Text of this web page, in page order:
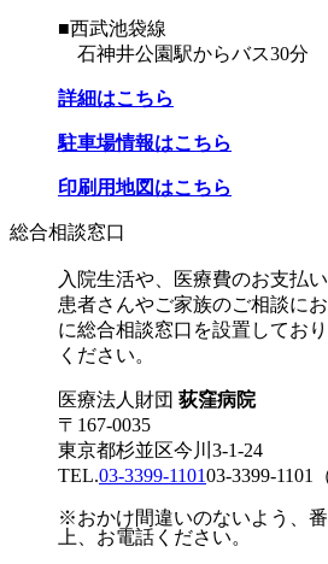
■西武池袋線
石神井公園駅からバス30分
詳細はこちら
駐車場情報はこちら
印刷用地図はこちら
総合相談窓口
入院生活や、医療費のお支払
患者さんやご家族のご相談に
に総合相談窓口を設置してお
ください。
医療法人財団 荻窪病院
〒167-0035
東京都杉並区今川3-1-24
TEL.03-3399-110103-3399-1101
※おかけ間違いのないよう、
上、お電話ください。